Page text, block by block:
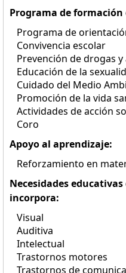
Programa de formación
Programa de
Convivencia escolar
Prevención de drogas y
Educación de la
Cuidado del Medio
Promoción de la vida
Actividades de acción
Coro
Apoyo al aprendizaje:
Reforzamiento en
Necesidades educativas
incorpora:
Visual
Auditiva
Intelectual
Trastornos motores
Trastornos de